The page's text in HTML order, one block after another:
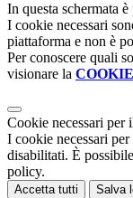
In questa schermata
I cookie necessari
piattaforma e non è
Per conoscere quali
visionare la
Cookie necessari per
I cookie necessari
disabilitati. È
policy.
Accetta tutti Salva